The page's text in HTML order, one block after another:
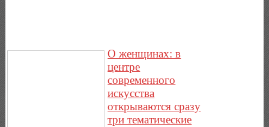
О женщинах: в
центре
современного
искусства
открываются сразу
три тематические